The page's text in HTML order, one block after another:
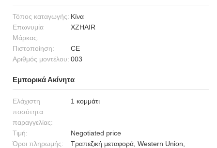
Τόπος καταγωγής: Κίνα
Επωνυμία
Μάρκας:
XZHAIR
Πιστοποίηση:
CE
Αριθμός μοντέλου: 003
Εμπορικά Ακίνητα
Ελάχιστη
ποσότητα
παραγγελίας:
1 κομμάτι
Τιμή:
Negotiated price
Όροι πληρωμής:
Τραπεζική μεταφορά, Western Union,